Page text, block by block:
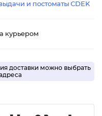
и постоматы CDEK
курьером
доставки можно выбрать